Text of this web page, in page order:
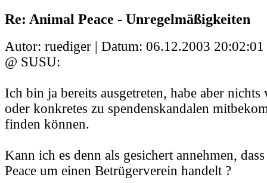
Re: Animal Peace - Unregelmäßigkeiten
Autor: ruediger | Datum: 06.12.2003 20:02:01
@ SUSU:
Ich bin ja bereits ausgetreten, habe aber
oder konkretes zu spendenskandalen
finden können.
Kann ich es denn als gesichert annehmen,
Peace um einen Betrügerverein handelt ?